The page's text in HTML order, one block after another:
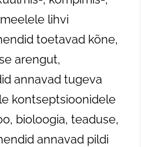
lihvi
toetavad kõne,
arengut,
annavad tugeva
kontseptsioonidele
bioloogia, teaduse,
annavad pildi